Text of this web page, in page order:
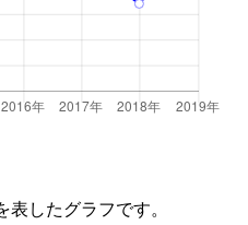
したグラフです。